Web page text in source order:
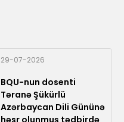
29-07-2026
BQU-nun dosenti
Təranə Şükürlü
Azərbaycan Dili Gününə
həsr olunmuş tədbirdə